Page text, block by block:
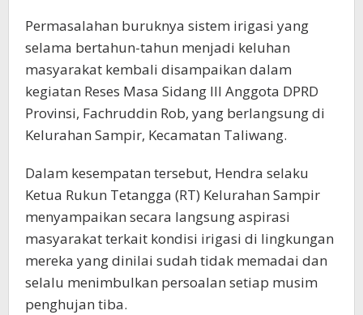
Permasalahan buruknya sistem irigasi yang
selama bertahun-tahun menjadi keluhan
masyarakat kembali disampaikan dalam
kegiatan Reses Masa Sidang III Anggota DPRD
Provinsi, Fachruddin Rob, yang berlangsung di
Kelurahan Sampir, Kecamatan Taliwang.
Dalam kesempatan tersebut, Hendra selaku
Ketua Rukun Tetangga (RT) Kelurahan Sampir
menyampaikan secara langsung aspirasi
masyarakat terkait kondisi irigasi di lingkungan
mereka yang dinilai sudah tidak memadai dan
selalu menimbulkan persoalan setiap musim
penghujan tiba.